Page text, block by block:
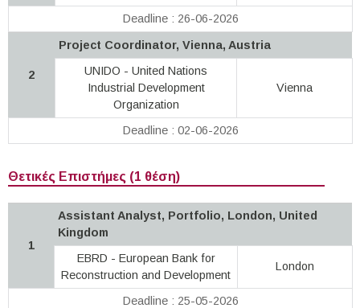
Deadline : 26-06-2026
2
Project Coordinator, Vienna, Austria
UNIDO - United Nations
Industrial Development
Organization
Vienna
Deadline : 02-06-2026
Θετικές Επιστήμες (1 θέση)
1
Assistant Analyst, Portfolio, London, United
Kingdom
EBRD - European Bank for
Reconstruction and Development
London
Deadline : 25-05-2026